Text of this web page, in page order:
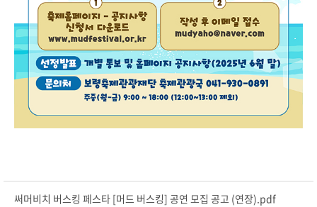
써머비치 버스킹 페스타 [머드 버스킹] 공연 모집 공고 (연장).pdf